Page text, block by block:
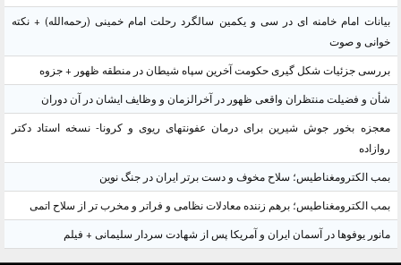
بیانات امام خامنه ای در سی و یکمین سالگرد رحلت امام خمینی (رحمه‌الله) + نکته
خوانی و صوت
بررسی جزئیات شکل گیری حکومت آخرین سپاه شیطان در منطقه ظهور + جزوه
شأن و فضیلت منتظران واقعی ظهور در آخرالزمان و وظایف ایشان در آن دوران
معجزه بخور جوش شیرین برای درمان عفونتهای ریوی و کرونا- نسخه استاد دکتر
روازاده
بمب الکترومغناطیس؛ سلاح مخوف و دست برتر ایران در جنگ نوین
بمب الکترومغناطیس؛ برهم زننده معادلات نظامی و فراتر و مخرب تر از سلاح اتمی
مانور یوفوها در آسمان ایران و آمریکا پس از شهادت سردار سلیمانی + فیلم